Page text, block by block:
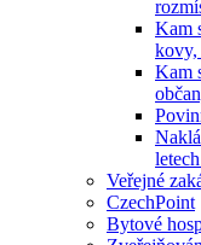
Kam
kovy,
Kam
Veřejné
CzechPoint
Bytové